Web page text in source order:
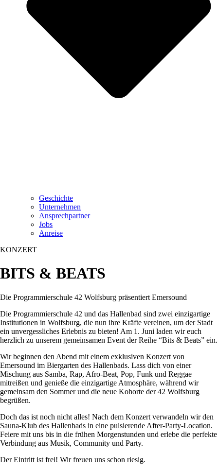
Geschichte
Unternehmen
Ansprechpartner
Jobs
Anreise
KONZERT
BITS & BEATS
Die Programmierschule 42 Wolfsburg präsentiert Emersound
Die Programmierschule 42 und das Hallenbad sind zwei einzigartige
Institutionen in Wolfsburg, die nun ihre Kräfte vereinen, um der Stadt
ein unvergessliches Erlebnis zu bieten! Am 1. Juni laden wir euch
herzlich zu unserem gemeinsamen Event der Reihe “Bits & Beats” ein.
Wir beginnen den Abend mit einem exklusiven Konzert von
Emersound im Biergarten des Hallenbads. Lass dich von einer
Mischung aus Samba, Rap, Afro-Beat, Pop, Funk und Reggae
mitreißen und genieße die einzigartige Atmosphäre, während wir
gemeinsam den Sommer und die neue Kohorte der 42 Wolfsburg
begrüßen.
Doch das ist noch nicht alles! Nach dem Konzert verwandeln wir den
Sauna-Klub des Hallenbads in eine pulsierende After-Party-Location.
Feiere mit uns bis in die frühen Morgenstunden und erlebe die perfekte
Verbindung aus Musik, Community und Party.
Der Eintritt ist frei! Wir freuen uns schon riesig.